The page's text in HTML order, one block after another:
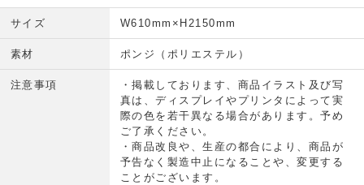
サイズ W610mm×H2150mm
素材 ポンジ（ポリエステル）
注意事項
・掲載しております、商品イラスト及び写
真は、ディスプレイやプリンタによって実
際の色を若干異なる場合があります。予め
ご了承ください。
・商品改良や、生産の都合により、商品が
予告なく製造中止になることや、変更する
ことがございます。